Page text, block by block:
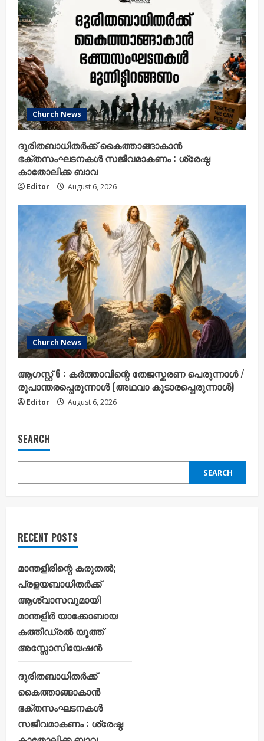
Church News
ദുരിതബാധിതർക്ക് കൈത്താങ്ങാകാൻ
ഭക്തസംഘടനകൾ സജീവമാകണം : ശ്രേഷ്ഠ
കാതോലിക്ക ബാവ
Editor August 6, 2026
Church News
ആഗസ്റ്റ് 6 : കർത്താവിന്റെ തേജസ്കരണ പെരുന്നാൾ /
രൂപാന്തരപ്പെരുന്നാൾ (അഥവാ കൂടാരപ്പെരുന്നാൾ)
Editor August 6, 2026
SEARCH
SEARCH
RECENT POSTS
മാന്തളിരിന്റെ കരുതൽ;
പ്രളയബാധിതർക്ക്
ആശ്വാസവുമായി
മാന്തളിർ യാക്കോബായ
കത്തീഡ്രൽ യൂത്ത്
അസ്സോസിയേഷൻ
ദുരിതബാധിതർക്ക്
കൈത്താങ്ങാകാൻ
ഭക്തസംഘടനകൾ
സജീവമാകണം : ശ്രേഷ്ഠ